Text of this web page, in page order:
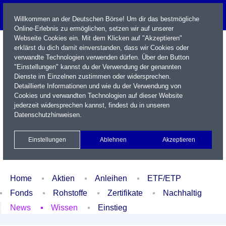
Name / WKN / ISIN / Kürzel
Xetra Realtime
Watchlist Portfolio Login
Home Aktien Anleihen
ETF/ETP
Fonds
Rohstoffe Zertifikate
Nachhaltig
News
Wissen Einstieg
Willkommen an der Deutschen Börse! Um dir das bestmögliche
Online-Erlebnis zu ermöglichen, setzen wir auf unserer
Webseite Cookies ein. Mit dem Klicken auf "Akzeptieren"
erklärst du dich damit einverstanden, dass wir Cookies oder
verwandte Technologien verwenden dürfen. Über den Button
"Einstellungen" kannst du der Verwendung der genannten
Dienste im Einzelnen zustimmen oder widersprechen.
Detaillierte Informationen und wie du der Verwendung von
Cookies und verwandten Technologien auf dieser Website
jederzeit widersprechen kannst, findest du in unseren
Datenschutzhinweisen.
Einstellungen Ablehnen Akzeptieren